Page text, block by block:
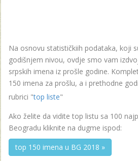
Na osnovu statističkiih podataka, koji
godišnjem nivou, ovdje smo vam
srpskih imena iz prošle godine.
150 imena za prošlu, a i prethodne
rubrici "top liste"
Ako želite da vidite top listu sa 100
Beogradu kliknite na dugme ispod:
top 150 imena u BG 2018 »